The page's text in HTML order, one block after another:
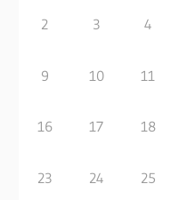
2 3 4
9 10 11
16 17 18
23 24 25